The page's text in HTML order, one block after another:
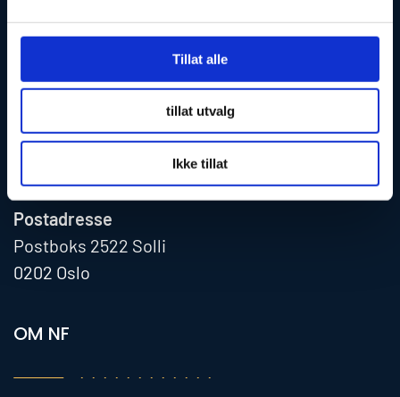
Tillat alle
tillat utvalg
Ikke tillat
E-post:nf@flyger.no
Norsk Flygerforbund
Professor Dahls gate 26
Postadresse
Postboks 2522 Solli
0202 Oslo
OM NF